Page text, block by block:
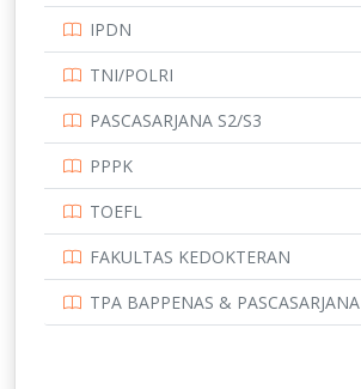
UNIVERSITAS CENDRAWASIH
IPDN
TNI/POLRI
PASCASARJANA S2/S3
PPPK
TOEFL
FAKULTAS KEDOKTERAN
TPA BAPPENAS & PASCASARJANA